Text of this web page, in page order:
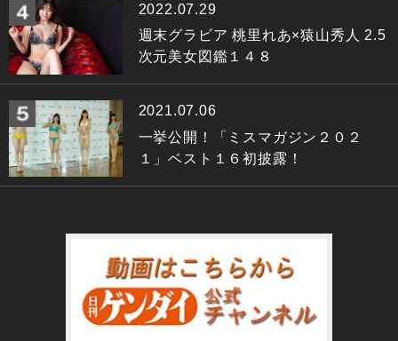
2022.07.29
週末グラビア 桃里れあ×猿山秀人 2.5
次元美女図鑑１４８
2021.07.06
一挙公開！「ミスマガジン２０２
１」ベスト１６初披露！